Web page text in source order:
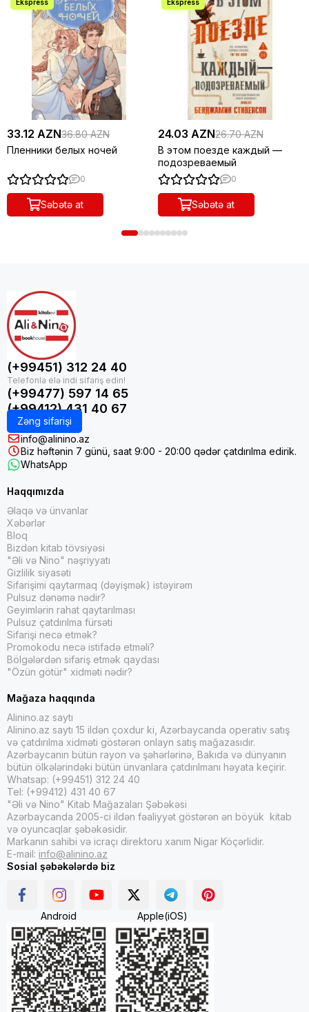
33.12 AZN36.80 AZN
Пленники белых ночей
0
Səbətə at
24.03 AZN26.70 AZN
В этом поезде каждый —
подозреваемый
0
Səbətə at
(+99451) 312 24 40
(+99477) 597 14 65
(+99412) 431 40 67
Zəng sifarişi
info@alinino.az
Biz həftənin 7 günü, saat 9:00 - 20:00 qədər çatdırılma edirik.
WhatsApp
Haqqımızda
Əlaqə və ünvanlar
Xəbərlər
Bloq
Bizdən kitab tövsiyəsi
"Əli və Nino" nəşriyyatı
Gizlilik siyasəti
Sifarişimi qaytarmaq (dəyişmək) istəyirəm
Pulsuz dənəmə nədir?
Geyimlərin rahat qaytarılması
Pulsuz çatdırılma fürsəti
Sifarişi necə etmək?
Promokodu necə istifadə etməli?
Bölgələrdən sifariş etmək qaydası
"Özün götür" xidməti nədir?
Mağaza haqqında
Alinino.az saytı
Alinino.az saytı 15 ildən çoxdur ki, Azərbaycanda operativ satış
və çatdırılma xidməti göstərən onlayn satış mağazasıdır.
Azərbaycanın bütün rayon və şəhərlərinə, Bakıda və dünyanın
bütün ölkələrindəki bütün ünvanlara çatdırılmanı həyata keçirir.
Whatsap: (+99451) 312 24 40
Tel: (+99412) 431 40 67
"Əli və Nino" Kitab Mağazaları Şəbəkəsi
Azərbaycanda 2005-ci ildən fəaliyyət göstərən ən böyük kitab
və oyuncaqlar şəbəkəsidir.
Markanın sahibi və icraçı direktoru xanım Nigar Köçərlidir.
E-mail: info@alinino.az
Sosial şəbəkələrdə biz
Android Apple(iOS)